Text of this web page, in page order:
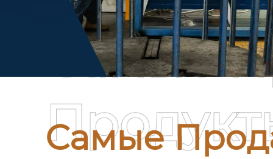
Самые
Самые